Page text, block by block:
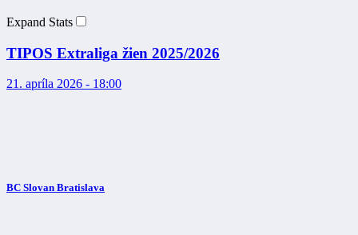
Expand Stats
TIPOS Extraliga žien 2025/2026
21. apríla 2026 - 18:00
BC Slovan Bratislava